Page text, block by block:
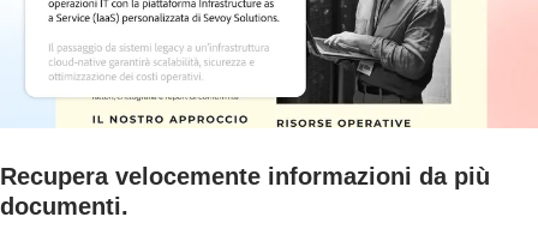
Recupera velocemente informazioni da più
documenti.